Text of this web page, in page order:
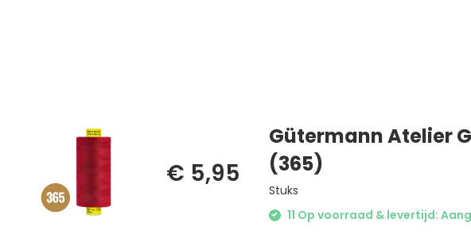
€ 5,95
Gütermann Atelier
(365)
Stuks
11 Op voorraad & levertijd: